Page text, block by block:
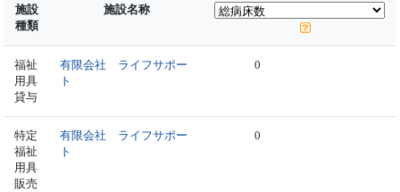
施設
種類
施設名称
福祉
用具
貸与
有限会社 ライフサポー
ト
0
特定
福祉
用具
販売
有限会社 ライフサポー
ト
0